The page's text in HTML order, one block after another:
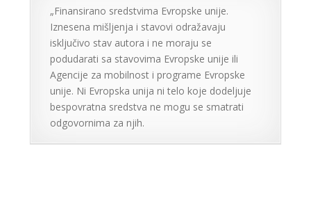
„Finansirano sredstvima Evropske unije.
Iznesena mišljenja i stavovi odražavaju
isključivo stav autora i ne moraju se
podudarati sa stavovima Evropske unije ili
Agencije za mobilnost i programe Evropske
unije. Ni Evropska unija ni telo koje dodeljuje
bespovratna sredstva ne mogu se smatrati
odgovornima za njih.